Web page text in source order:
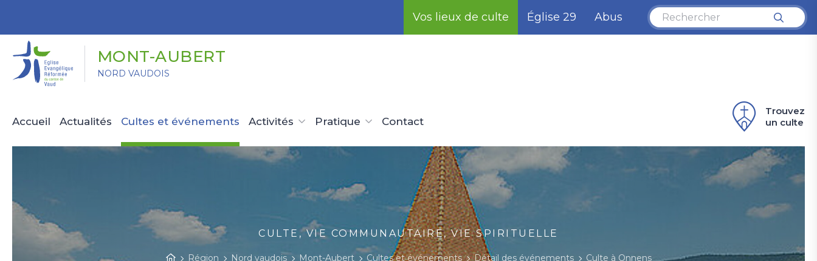
Vos lieux de culte Église 29 Abus
MONT-AUBERT
NORD VAUDOIS
Accueil Actualités Cultes et événements Activités Pratique Contact
Trouvez
un culte
CULTE, VIE COMMUNAUTAIRE, VIE SPIRITUELLE
Région Nord vaudois Mont-Aubert Cultes et événements Détail des événements Culte à Onnens